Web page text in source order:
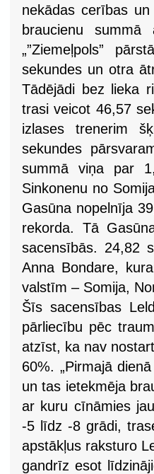
nekādas cerības
braucienu
„”Ziemeļpols”
sekundes un otra
Tādējādi bez lieka
trasi veicot 46,57
izlases trenerim
sekundes
summā viņa par
Sinkonenu no
Gasūna nopelnīja
rekorda. Tā
sacensībās. 24,82
Anna Bondare,
valstīm – Somija,
Šīs sacensības
pārliecību pēc
atzīst, ka nav
60%. „Pirmajā
un tas ietekmēja
ar kuru cīnāmies
-5 līdz -8 grādi,
apstākļus raksturo
gandrīz esot